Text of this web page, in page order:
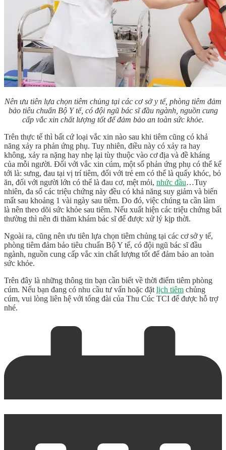
Nên ưu tiên lựa chọn tiêm chủng tại các cơ sở y tế, phòng tiêm đảm
bảo tiêu chuẩn Bộ Y tế, có đội ngũ bác sĩ đầu ngành, nguồn cung
cấp vắc xin chất lượng tốt để đảm bảo an toàn sức khỏe.
Trên thực tế thì bất cứ loại vắc xin nào sau khi tiêm cũng có khả
năng xảy ra phản ứng phụ. Tuy nhiên, điều này có xảy ra hay
không, xảy ra nặng hay nhẹ lại tùy thuộc vào cơ địa và đề kháng
của mỗi người. Đối với vắc xin cúm, một số phản ứng phụ có thể kể
tới là: sưng, đau tại vị trí tiêm, đối với trẻ em có thể là quấy khóc, bỏ
ăn, đối với người lớn có thể là đau cơ, mệt mỏi, nhức đầu…Tuy
nhiên, đa số các triệu chứng này đều có khả năng suy giảm và biến
mất sau khoảng 1 vài ngày sau tiêm. Do đó, việc chúng ta cần làm
là nên theo dõi sức khỏe sau tiêm. Nếu xuất hiện các triệu chứng bất
thường thì nên đi thăm khám bác sĩ để được xử lý kịp thời.
Ngoài ra, cũng nên ưu tiên lựa chọn tiêm chủng tại các cơ sở y tế,
phòng tiêm đảm bảo tiêu chuẩn Bộ Y tế, có đội ngũ bác sĩ đầu
ngành, nguồn cung cấp vắc xin chất lượng tốt để đảm bảo an toàn
sức khỏe.
Trên đây là những thông tin bạn cần biết về thời điểm tiêm phòng
cúm. Nếu bạn đang có nhu cầu tư vấn hoặc đặt lịch tiêm chủng
cúm, vui lòng liên hệ với tổng đài của Thu Cúc TCI để được hỗ trợ
nhé.